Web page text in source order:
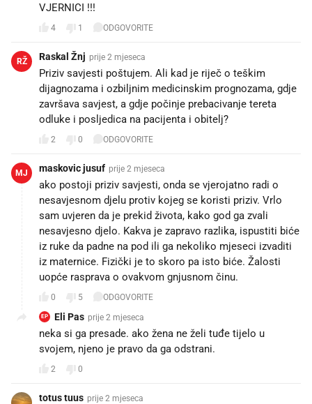
VJERNICI !!!
4 1 ODGOVORITE
RŽ Raskal Žnj prije 2 mjeseca
Priziv savjesti poštujem. Ali kad je riječ o teškim
dijagnozama i ozbiljnim medicinskim prognozama, gdje
završava savjest, a gdje počinje prebacivanje tereta
odluke i posljedica na pacijenta i obitelj?
2 0 ODGOVORITE
MJ maskovic jusuf prije 2 mjeseca
ako postoji priziv savjesti, onda se vjerojatno radi o
nesavjesnom djelu protiv kojeg se koristi priziv. Vrlo
sam uvjeren da je prekid života, kako god ga zvali
nesavjesno djelo. Kakva je zapravo razlika, ispustiti biće
iz ruke da padne na pod ili ga nekoliko mjeseci izvaditi
iz maternice. Fizički je to skoro pa isto biće. Žalosti
uopće rasprava o ovakvom gnjusnom činu.
0 5 ODGOVORITE
EP Eli Pas prije 2 mjeseca
neka si ga presade. ako žena ne želi tuđe tijelo u
svojem, njeno je pravo da ga odstrani.
2 0
totus tuus prije 2 mjeseca